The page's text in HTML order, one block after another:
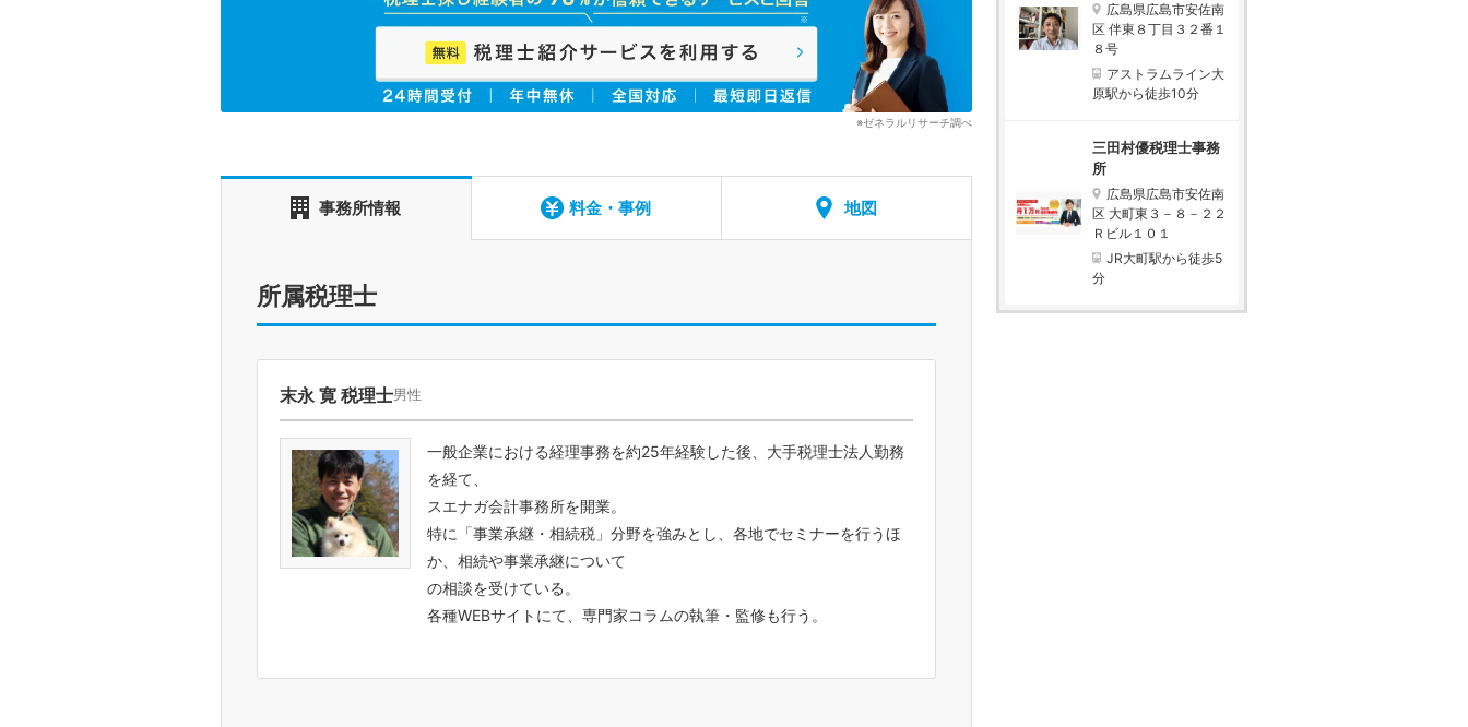
広島県広島市安佐南
区 伴東８丁目３２番１
８号
アストラムライン大
原駅から徒歩10分
三田村優税理士事務
所
広島県広島市安佐南
区 大町東３－８－２２
Ｒビル１０１
JR大町駅から徒歩5
分
※ゼネラルリサーチ調べ
事務所情報 料金・事例 地図
所属税理士
末永 寛 税理士男性
一般企業における経理事務を約25年経験した後、大手税理士法人勤務
を経て、
スエナガ会計事務所を開業。
特に「事業承継・相続税」分野を強みとし、各地でセミナーを行うほ
か、相続や事業承継について
の相談を受けている。
各種WEBサイトにて、専門家コラムの執筆・監修も行う。